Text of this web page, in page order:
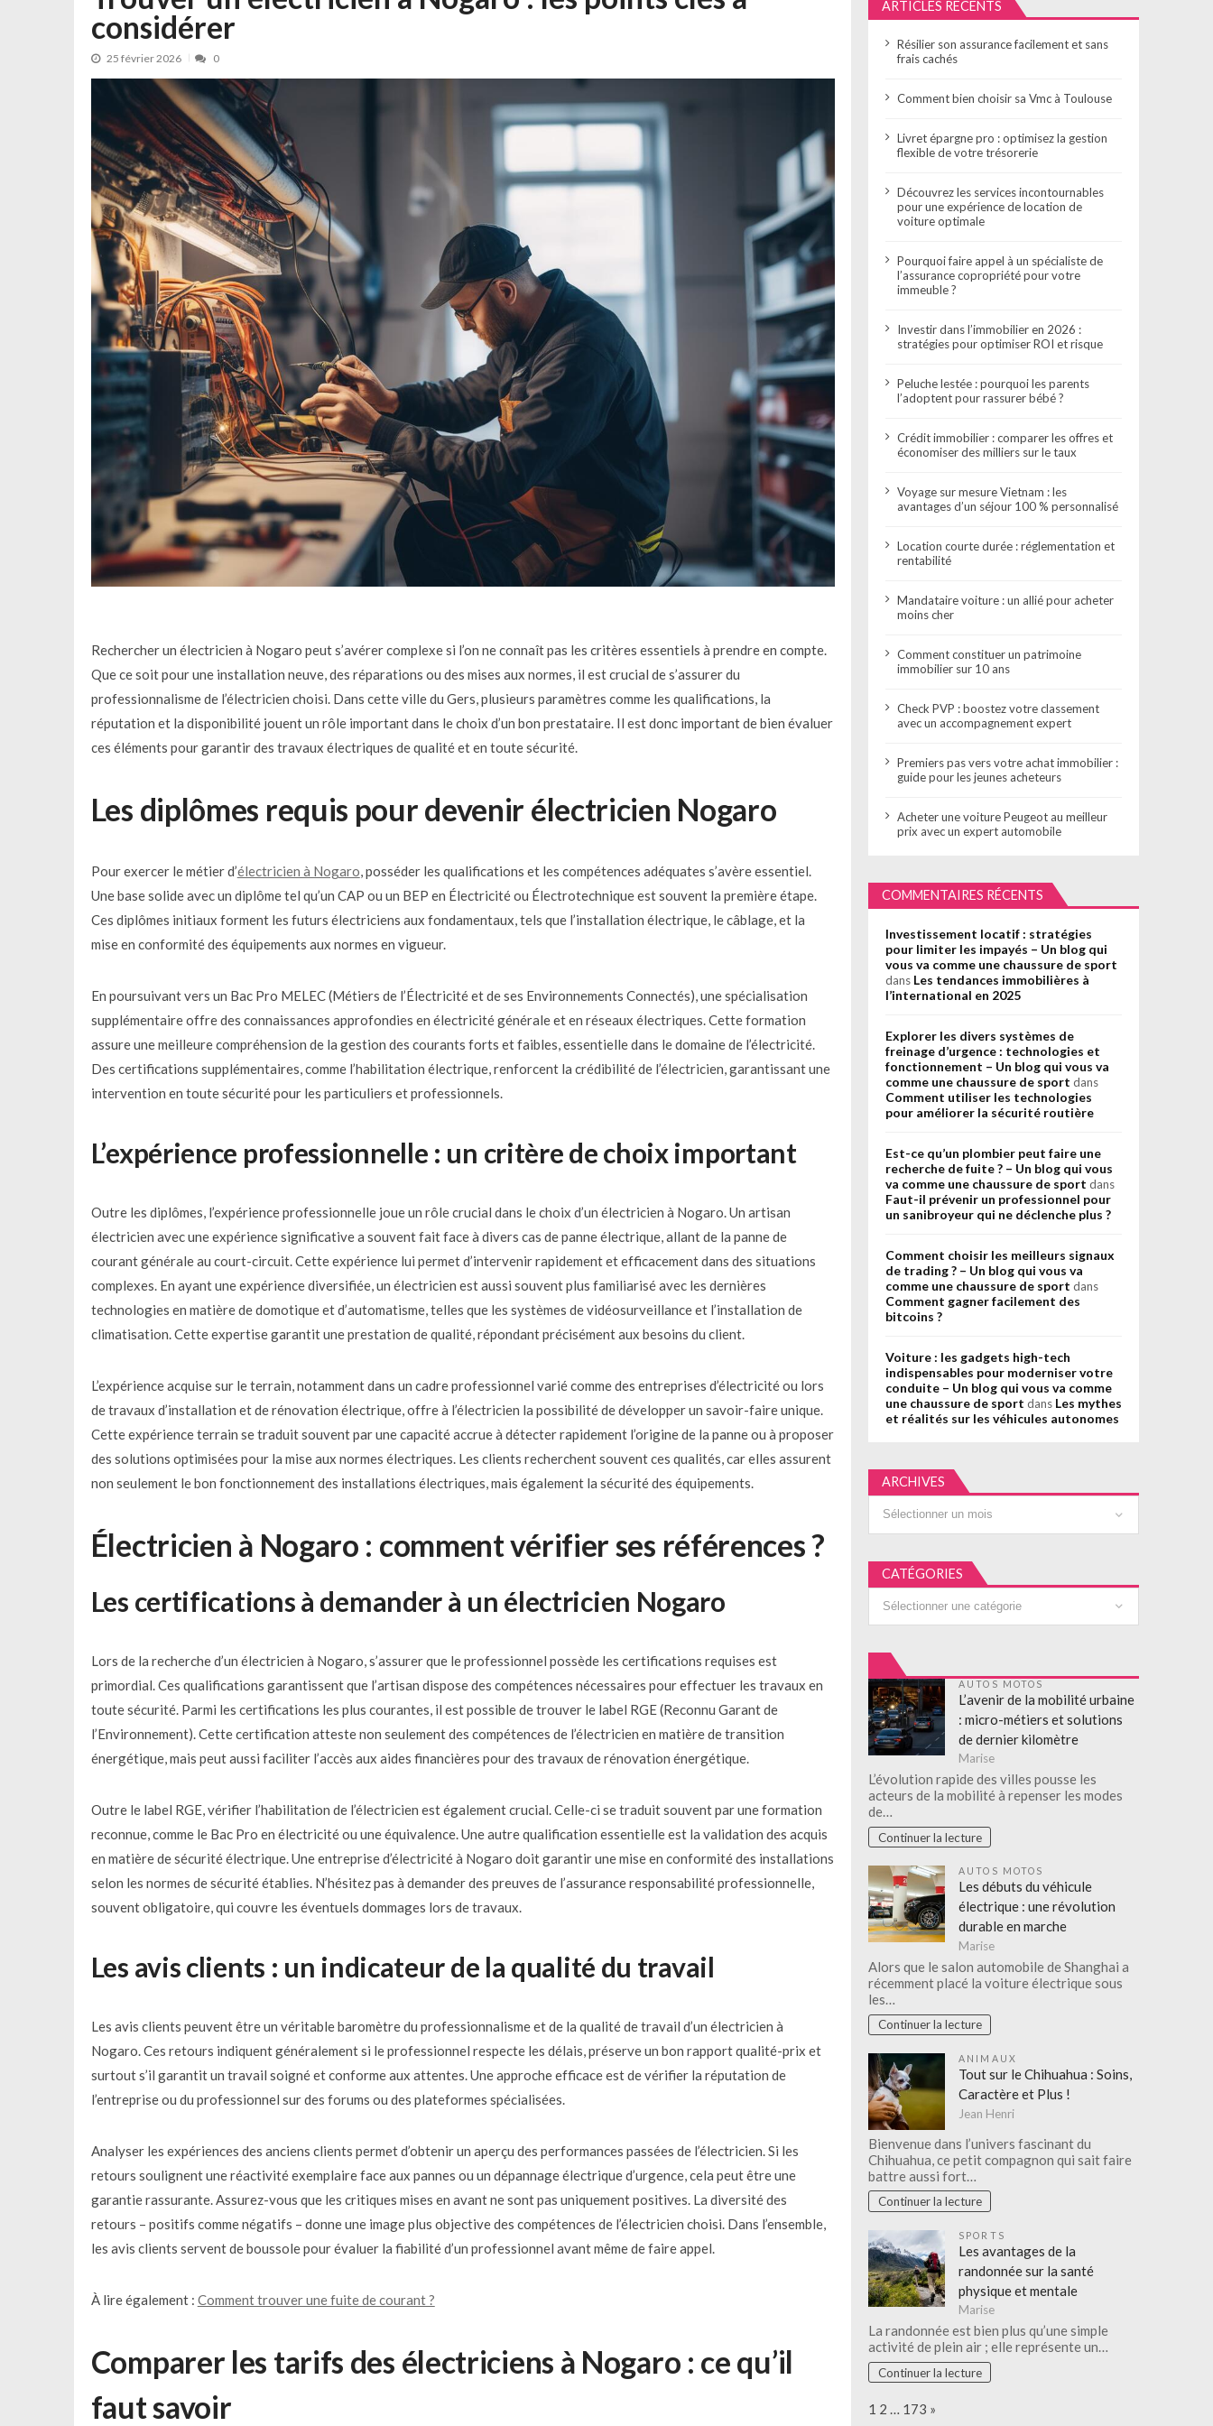
Livret épargne pro : optimisez la gestion flexible de votre trésorerie
considérer
25 février 2026 0
Rechercher un électricien à Nogaro peut s’avérer complexe si l’on ne connaît pas les critères essentiels à prendre en compte.
Que ce soit pour une installation neuve, des réparations ou des mises aux normes, il est crucial de s’assurer du
professionnalisme de l’électricien choisi. Dans cette ville du Gers, plusieurs paramètres comme les qualifications, la
réputation et la disponibilité jouent un rôle important dans le choix d’un bon prestataire. Il est donc important de bien évaluer
ces éléments pour garantir des travaux électriques de qualité et en toute sécurité.
Les diplômes requis pour devenir électricien Nogaro
Pour exercer le métier d’électricien à Nogaro, posséder les qualifications et les compétences adéquates s’avère essentiel.
Une base solide avec un diplôme tel qu’un CAP ou un BEP en Électricité ou Électrotechnique est souvent la première étape.
Ces diplômes initiaux forment les futurs électriciens aux fondamentaux, tels que l’installation électrique, le câblage, et la
mise en conformité des équipements aux normes en vigueur.
En poursuivant vers un Bac Pro MELEC (Métiers de l’Électricité et de ses Environnements Connectés), une spécialisation
supplémentaire offre des connaissances approfondies en électricité générale et en réseaux électriques. Cette formation
assure une meilleure compréhension de la gestion des courants forts et faibles, essentielle dans le domaine de l’électricité.
Des certifications supplémentaires, comme l’habilitation électrique, renforcent la crédibilité de l’électricien, garantissant une
intervention en toute sécurité pour les particuliers et professionnels.
L’expérience professionnelle : un critère de choix important
Outre les diplômes, l’expérience professionnelle joue un rôle crucial dans le choix d’un électricien à Nogaro. Un artisan
électricien avec une expérience significative a souvent fait face à divers cas de panne électrique, allant de la panne de
courant générale au court-circuit. Cette expérience lui permet d’intervenir rapidement et efficacement dans des situations
complexes. En ayant une expérience diversifiée, un électricien est aussi souvent plus familiarisé avec les dernières
technologies en matière de domotique et d’automatisme, telles que les systèmes de vidéosurveillance et l’installation de
climatisation. Cette expertise garantit une prestation de qualité, répondant précisément aux besoins du client.
L’expérience acquise sur le terrain, notamment dans un cadre professionnel varié comme des entreprises d’électricité ou lors
de travaux d’installation et de rénovation électrique, offre à l’électricien la possibilité de développer un savoir-faire unique.
Cette expérience terrain se traduit souvent par une capacité accrue à détecter rapidement l’origine de la panne ou à proposer
des solutions optimisées pour la mise aux normes électriques. Les clients recherchent souvent ces qualités, car elles assurent
non seulement le bon fonctionnement des installations électriques, mais également la sécurité des équipements.
Électricien à Nogaro : comment vérifier ses références ?
Les certifications à demander à un électricien Nogaro
Lors de la recherche d’un électricien à Nogaro, s’assurer que le professionnel possède les certifications requises est
primordial. Ces qualifications garantissent que l’artisan dispose des compétences nécessaires pour effectuer les travaux en
toute sécurité. Parmi les certifications les plus courantes, il est possible de trouver le label RGE (Reconnu Garant de
l’Environnement). Cette certification atteste non seulement des compétences de l’électricien en matière de transition
énergétique, mais peut aussi faciliter l’accès aux aides financières pour des travaux de rénovation énergétique.
Outre le label RGE, vérifier l’habilitation de l’électricien est également crucial. Celle-ci se traduit souvent par une formation
reconnue, comme le Bac Pro en électricité ou une équivalence. Une autre qualification essentielle est la validation des acquis
en matière de sécurité électrique. Une entreprise d’électricité à Nogaro doit garantir une mise en conformité des installations
selon les normes de sécurité établies. N’hésitez pas à demander des preuves de l’assurance responsabilité professionnelle,
souvent obligatoire, qui couvre les éventuels dommages lors de travaux.
Les avis clients : un indicateur de la qualité du travail
Les avis clients peuvent être un véritable baromètre du professionnalisme et de la qualité de travail d’un électricien à
Nogaro. Ces retours indiquent généralement si le professionnel respecte les délais, préserve un bon rapport qualité-prix et
surtout s’il garantit un travail soigné et conforme aux attentes. Une approche efficace est de vérifier la réputation de
l’entreprise ou du professionnel sur des forums ou des plateformes spécialisées.
Analyser les expériences des anciens clients permet d’obtenir un aperçu des performances passées de l’électricien. Si les
retours soulignent une réactivité exemplaire face aux pannes ou un dépannage électrique d’urgence, cela peut être une
garantie rassurante. Assurez-vous que les critiques mises en avant ne sont pas uniquement positives. La diversité des
retours – positifs comme négatifs – donne une image plus objective des compétences de l’électricien choisi. Dans l’ensemble,
les avis clients servent de boussole pour évaluer la fiabilité d’un professionnel avant même de faire appel.
À lire également : Comment trouver une fuite de courant ?
Comparer les tarifs des électriciens à Nogaro : ce qu’il
faut savoir
ARTICLES RÉCENTS
Résilier son assurance facilement et sans
frais cachés
Comment bien choisir sa Vmc à Toulouse
Livret épargne pro : optimisez la gestion
flexible de votre trésorerie
Découvrez les services incontournables
pour une expérience de location de
voiture optimale
Pourquoi faire appel à un spécialiste de
l’assurance copropriété pour votre
immeuble ?
Investir dans l’immobilier en 2026 :
stratégies pour optimiser ROI et risque
Peluche lestée : pourquoi les parents
l’adoptent pour rassurer bébé ?
Crédit immobilier : comparer les offres et
économiser des milliers sur le taux
Voyage sur mesure Vietnam : les
avantages d’un séjour 100 % personnalisé
Location courte durée : réglementation et
rentabilité
Mandataire voiture : un allié pour acheter
moins cher
Comment constituer un patrimoine
immobilier sur 10 ans
Check PVP : boostez votre classement
avec un accompagnement expert
Premiers pas vers votre achat immobilier :
guide pour les jeunes acheteurs
Acheter une voiture Peugeot au meilleur
prix avec un expert automobile
COMMENTAIRES RÉCENTS
Investissement locatif : stratégies
pour limiter les impayés – Un blog qui
vous va comme une chaussure de sport
dans Les tendances immobilières à
l’international en 2025
Explorer les divers systèmes de
freinage d’urgence : technologies et
fonctionnement – Un blog qui vous va
comme une chaussure de sport dans
Comment utiliser les technologies
pour améliorer la sécurité routière
Est-ce qu’un plombier peut faire une
recherche de fuite ? – Un blog qui vous
va comme une chaussure de sport dans
Faut-il prévenir un professionnel pour
un sanibroyeur qui ne déclenche plus ?
Comment choisir les meilleurs signaux
de trading ? – Un blog qui vous va
comme une chaussure de sport dans
Comment gagner facilement des
bitcoins ?
Voiture : les gadgets high-tech
indispensables pour moderniser votre
conduite – Un blog qui vous va comme
une chaussure de sport dans Les mythes
et réalités sur les véhicules autonomes
ARCHIVES
CATÉGORIES
AUTOS MOTOS
L’avenir de la mobilité urbaine
: micro-métiers et solutions
de dernier kilomètre
Marise
L’évolution rapide des villes pousse les
acteurs de la mobilité à repenser les modes
de…
Continuer la lecture
AUTOS MOTOS
Les débuts du véhicule
électrique : une révolution
durable en marche
Marise
Alors que le salon automobile de Shanghai a
récemment placé la voiture électrique sous
les…
Continuer la lecture
ANIMAUX
Tout sur le Chihuahua : Soins,
Caractère et Plus !
Jean Henri
Bienvenue dans l’univers fascinant du
Chihuahua, ce petit compagnon qui sait faire
battre aussi fort…
Continuer la lecture
SPORTS
Les avantages de la
randonnée sur la santé
physique et mentale
Marise
La randonnée est bien plus qu’une simple
activité de plein air ; elle représente un…
Continuer la lecture
Page:
1 2 … 173 Next
»